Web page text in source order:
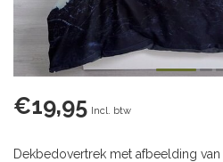
€19,95 Incl. btw
Dekbedovertrek met afbeelding